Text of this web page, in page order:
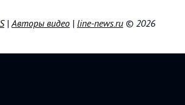
|Авторы видео | line-news.ru © 2026